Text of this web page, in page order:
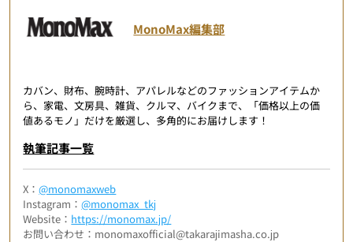
MonoMax編集部
カバン、財布、腕時計、アパレルなどのファッションアイテムか
ら、家電、文房具、雑貨、クルマ、バイクまで、「価格以上の価
値あるモノ」だけを厳選し、多角的にお届けします！
執筆記事一覧
X：@monomaxweb
Instagram：@monomax_tkj
Website： https://monomax.jp/
お問い合わせ：monomaxofficial@takarajimasha.co.jp